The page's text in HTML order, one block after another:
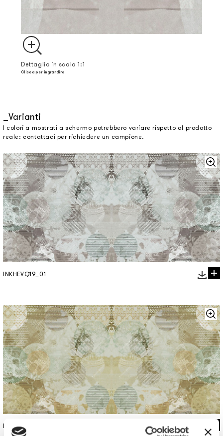
Dettaglio in scala 1:1
Clicca per ingrandire
Varianti
I colori a mostrati a schermo potrebbero variare rispetto al prodotto
reale: contattaci per richiedere un campione.
INKHEVQ19_01
INKHEVQ19_02